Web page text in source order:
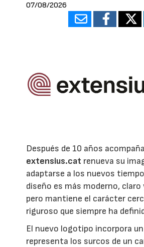
07/08/2026
Después de 10 años
extensius.cat renueva su
adaptarse a los nuevos
diseño es más moderno,
pero mantiene el carácter
riguroso que siempre ha
El nuevo logotipo incorpora
representa los surcos de un